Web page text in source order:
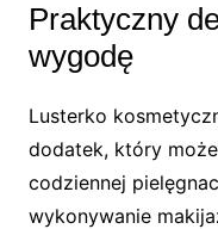
Praktyczny
wygodę
Lusterko
dodatek, który
codziennej
wykonywanie